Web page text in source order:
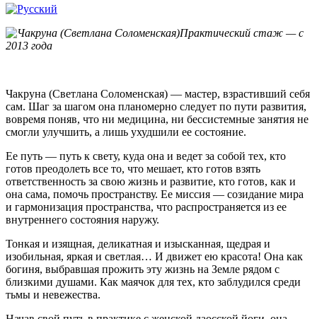
Практический стаж — с
2013 года
Чакруна (Светлана Соломенская) — мастер, взрастивший себя
сам. Шаг за шагом она планомерно следует по пути развития,
вовремя поняв, что ни медицина, ни бессистемные занятия не
смогли улучшить, а лишь ухудшили ее состояние.
Ее путь — путь к свету, куда она и ведет за собой тех, кто
готов преодолеть все то, что мешает, кто готов взять
ответственность за свою жизнь и развитие, кто готов, как и
она сама, помочь пространству. Ее миссия — созидание мира
и гармонизация пространства, что распространяется из ее
внутреннего состояния наружу.
Тонкая и изящная, деликатная и изысканная, щедрая и
изобильная, яркая и светлая… И движет ею красота! Она как
богиня, выбравшая прожить эту жизнь на Земле рядом с
близкими душами. Как маячок для тех, кто заблудился среди
тьмы и невежества.